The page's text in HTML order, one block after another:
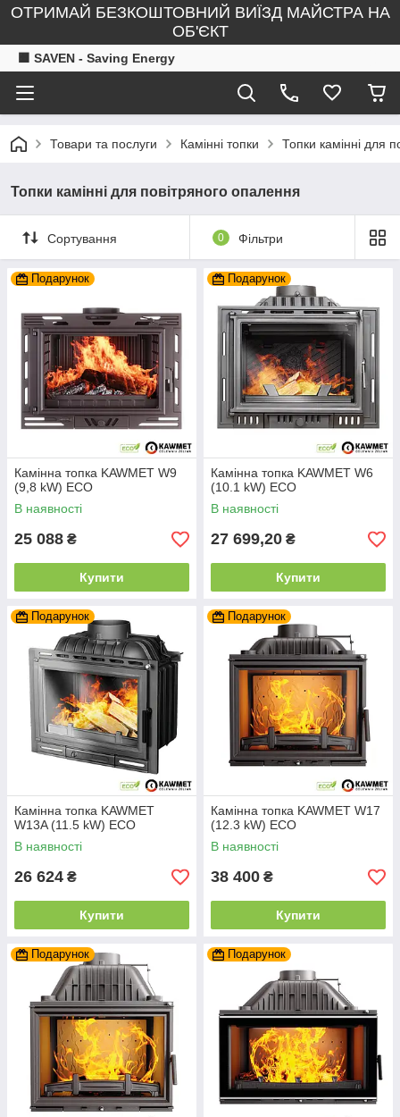
ОТРИМАЙ БЕЗКОШТОВНИЙ ВИЇЗД МАЙСТРА НА
ОБ'ЄКТ
🟧 SAVEN - Saving Energy
Товари та послуги Камінні топки Топки камінні для
Топки камінні для повітряного опалення
Сортування 0 Фільтри
Подарунок
Камінна топка KAWMET W9
(9,8 kW) ECO
В наявності
25 088 ₴
Купити
Подарунок
Камінна топка KAWMET W6
(10.1 kW) ECO
В наявності
27 699,20 ₴
Купити
Подарунок
Камінна топка KAWMET
W13A (11.5 kW) EСO
В наявності
26 624 ₴
Купити
Подарунок
Камінна топка KAWMET W17
(12.3 kW) EСO
В наявності
38 400 ₴
Купити
Подарунок Подарунок